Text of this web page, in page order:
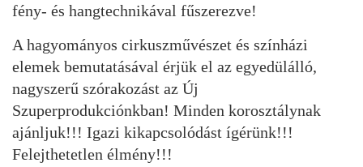
fény- és hangtechnikával fűszerezve!
A hagyományos cirkuszművészet és színházi
elemek bemutatásával érjük el az egyedülálló,
nagyszerű szórakozást az Új
Szuperprodukciónkban! Minden korosztálynak
ajánljuk!!! Igazi kikapcsolódást ígérünk!!!
Felejthetetlen élmény!!!